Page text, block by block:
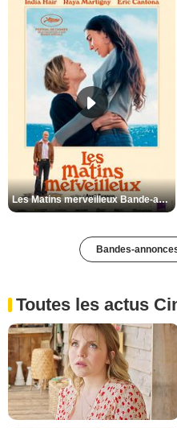
Les Matins merveilleux Bande-annonce VF
Bandes-
Toutes les actus